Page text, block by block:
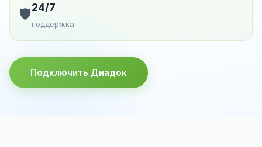
🛡️24/7
поддержка
Подключить Диадок